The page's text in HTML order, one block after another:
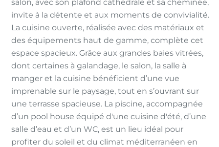
salon, avec son plafond cathédrale et sa cheminée,
invite à la détente et aux moments de convivialité.
La cuisine ouverte, réalisée avec des matériaux et
des équipements haut de gamme, complète cet
espace spacieux. Grâce aux grandes baies vitrées,
dont certaines à galandage, le salon, la salle à
manger et la cuisine bénéficient d’une vue
imprenable sur le paysage, tout en s’ouvrant sur
une terrasse spacieuse. La piscine, accompagnée
d’un pool house équipé d'une cuisine d'été, d’une
salle d’eau et d’un WC, est un lieu idéal pour
profiter du soleil et du climat méditerranéen en